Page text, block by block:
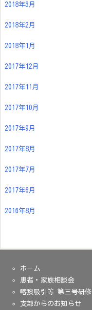
2018年3月
2018年2月
2018年1月
2017年12月
2017年11月
2017年10月
2017年9月
2017年8月
2017年7月
2017年6月
2016年8月
ホーム
患者・家族相談会
喀痰吸引等 第三号研修
支部からのお知らせ